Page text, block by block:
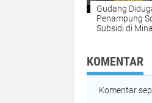
Gudang
Penampung
Subsidi di
Publik Desak
Sulut Bertindak
KOMENTAR
Komentar